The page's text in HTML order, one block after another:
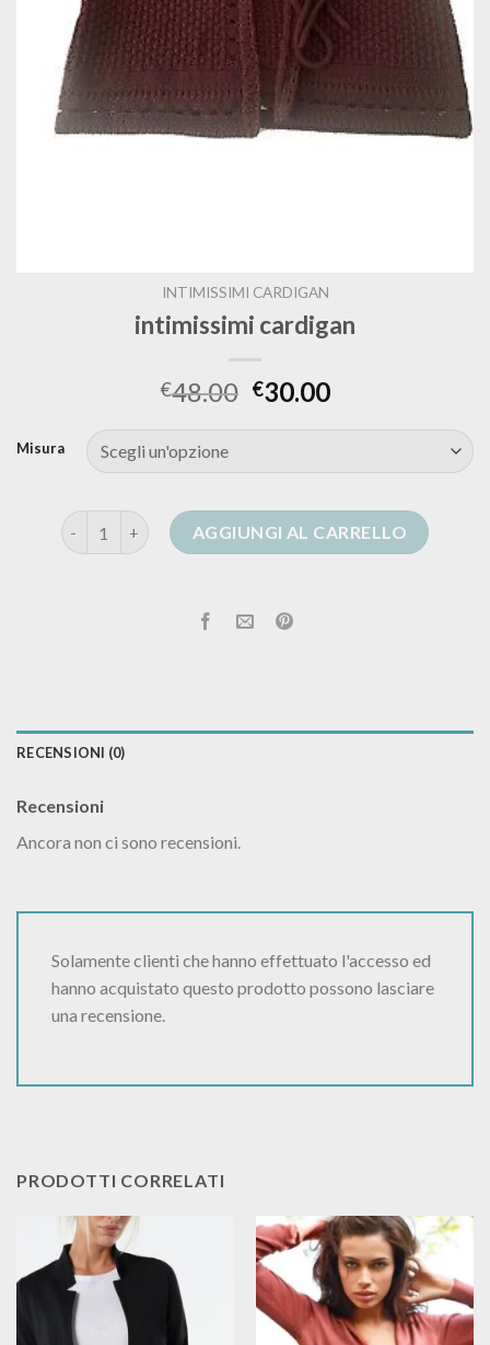
INTIMISSIMI CARDIGAN
intimissimi cardigan
€48.00 €30.00
Misura
intimissimi cardigan quantitàAGGIUNGI AL CARRELLO
RECENSIONI (0)
Recensioni
Ancora non ci sono recensioni.
Solamente clienti che hanno effettuato l'accesso ed
hanno acquistato questo prodotto possono lasciare
una recensione.
PRODOTTI CORRELATI